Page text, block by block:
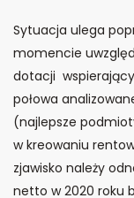
Sytuacja ulega
momencie
dotacji
połowa
(najlepsze
w kreowaniu
zjawisko należy
netto w 2020 roku